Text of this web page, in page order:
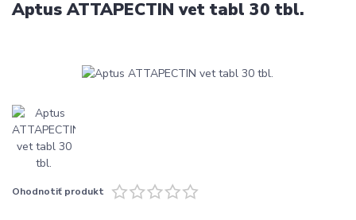
Aptus ATTAPECTIN vet tabl 30 tbl.
Ohodnotiť produkt